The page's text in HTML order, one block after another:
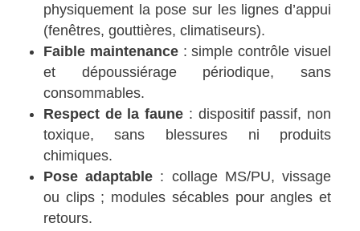
physiquement la pose sur les lignes d’appui
(fenêtres, gouttières, climatiseurs).
Faible maintenance: simple contrôle visuel
et dépoussiérage périodique, sans
consommables.
Respect de la faune : dispositif passif, non
toxique, sans blessures ni produits
chimiques.
Pose adaptable : collage MS/PU, vissage
ou clips ; modules sécables pour angles et
retours.